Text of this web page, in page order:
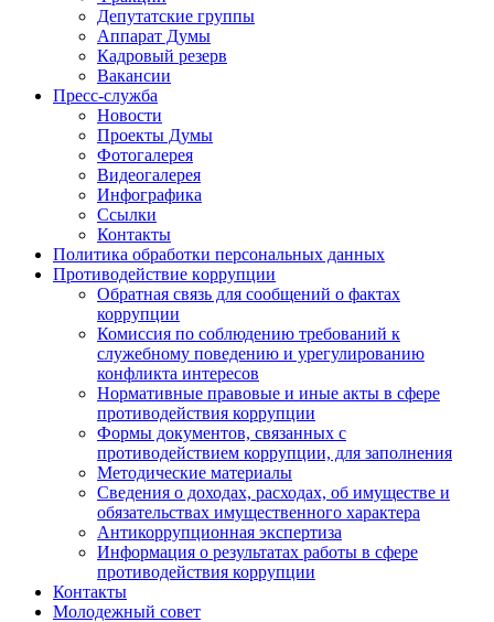
Депутатские группы
Аппарат Думы
Кадровый резерв
Вакансии
Пресс-служба
Новости
Проекты Думы
Фотогалерея
Видеогалерея
Инфографика
Ссылки
Контакты
Политика обработки персональных данных
Прoтивoдeйствие кoрpупции
Обратная связь для сообщений о фактах
коррупции
Комиссия по соблюдению требований к
служебному поведению и урегулированию
конфликта интересов
Нормативные правовые и иные акты в сфере
противодействия коррупции
Формы документов, связанных с
противодействием коррупции, для заполнения
Методические материалы
Сведения о доходах, расходах, об имуществе и
обязательствах имущественного характера
Антикоррупционная экспертиза
Информация о результатах работы в сфере
противодействия коррупции
Контакты
Молодежный совет